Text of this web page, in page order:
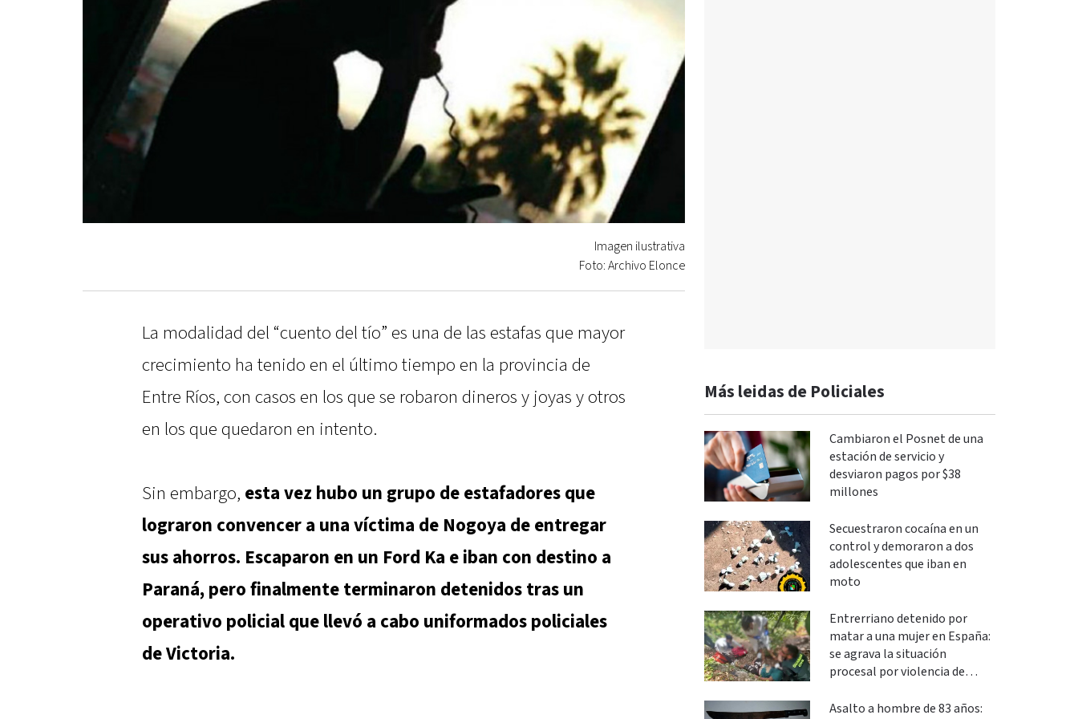
Imagen ilustrativa
Foto: Archivo Elonce
La modalidad del “cuento del tío” es una de las estafas que mayor
crecimiento ha tenido en el último tiempo en la provincia de
Entre Ríos, con casos en los que se robaron dineros y joyas y otros
en los que quedaron en intento.
Sin embargo, esta vez hubo un grupo de estafadores que
lograron convencer a una víctima de Nogoya de entregar
sus ahorros. Escaparon en un Ford Ka e iban con destino a
Paraná, pero finalmente terminaron detenidos tras un
operativo policial que llevó a cabo uniformados policiales
de Victoria.
Más leidas de Policiales
Cambiaron el Posnet de una
estación de servicio y
desviaron pagos por $38
millones
Secuestraron cocaína en un
control y demoraron a dos
adolescentes que iban en
moto
Entrerriano detenido por
matar a una mujer en España:
se agrava la situación
procesal por violencia de
Asalto a hombre de 83 años: